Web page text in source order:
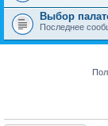
Выбор
Последнее